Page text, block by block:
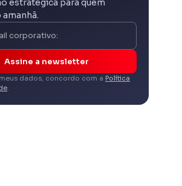
estratégica para quem
Assine a newsletter
dados, concordo com a Política